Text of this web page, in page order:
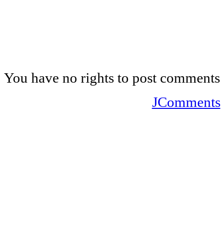
You have no rights to post comments
JComments